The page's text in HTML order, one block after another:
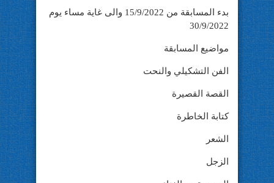
بدء المسابقة من 15/9/2022 والى غاية مساء يوم
30/9/2022
مواضيع المسابقة
الفن التشكيلي والنحت
القصة القصيرة
كتابة الخاطرة
الشعر
الزجل